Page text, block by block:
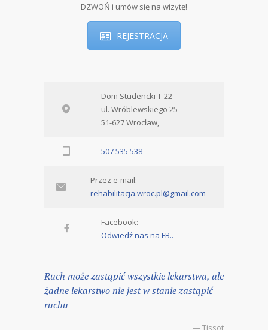
DZWOŃ i umów się na wizytę!
REJESTRACJA
Dom Studencki T-22
ul. Wróblewskiego 25
51-627 Wrocław,
507 535 538
Przez e-mail:
rehabilitacja.wroc.pl@gmail.com
Facebook:
Odwiedź nas na FB..
Ruch może zastąpić wszystkie lekarstwa, ale
żadne lekarstwo nie jest w stanie zastąpić
ruchu
— Tissot